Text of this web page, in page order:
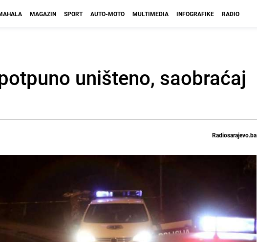
MAGAZIN SPORT AUTO-MOTO MULTIMEDIA INFOGRAFIKE RADIO
uništeno, saobraćaj
Radiosarajevo.ba